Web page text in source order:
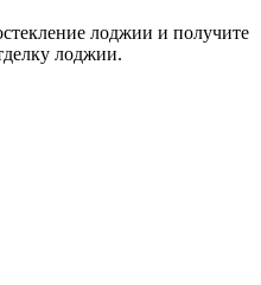
лоджии и получите
лоджии.